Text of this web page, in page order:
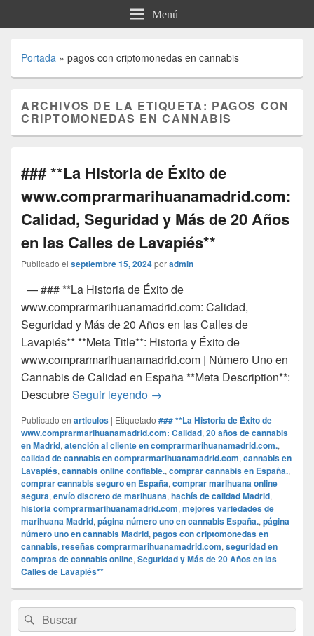
Menú
Portada » pagos con criptomonedas en cannabis
ARCHIVOS DE LA ETIQUETA: PAGOS CON
CRIPTOMONEDAS EN CANNABIS
### **La Historia de Éxito de
www.comprarmarihuanamadrid.com:
Calidad, Seguridad y Más de 20 Años
en las Calles de Lavapiés**
Publicado el septiembre 15, 2024poradmin
— ### **La Historia de Éxito de
www.comprarmarihuanamadrid.com: Calidad,
Seguridad y Más de 20 Años en las Calles de
Lavapiés** **Meta Title**: Historia y Éxito de
www.comprarmarihuanamadrid.com | Número Uno en
Cannabis de Calidad en España **Meta Description**:
DescubreSeguir leyendo ### **La Historia de Éxito de
→
Publicado en articulos | Etiquetado ### **La Historia de Éxito de
www.comprarmarihuanamadrid.com: Calidad, 20 años de cannabis
en Madrid, atención al cliente en comprarmarihuanamadrid.com.,
calidad de cannabis en comprarmarihuanamadrid.com, cannabis en
Lavapiés, cannabis online confiable., comprar cannabis en España.,
comprar cannabis seguro en España, comprar marihuana online
segura, envío discreto de marihuana, hachís de calidad Madrid,
historia comprarmarihuanamadrid.com, mejores variedades de
marihuana Madrid, página número uno en cannabis España., página
número uno en cannabis Madrid, pagos con criptomonedas en
cannabis, reseñas comprarmarihuanamadrid.com, seguridad en
compras de cannabis online, Seguridad y Más de 20 Años en las
Calles de Lavapiés**
área
de
Buscar
por:
Buscar